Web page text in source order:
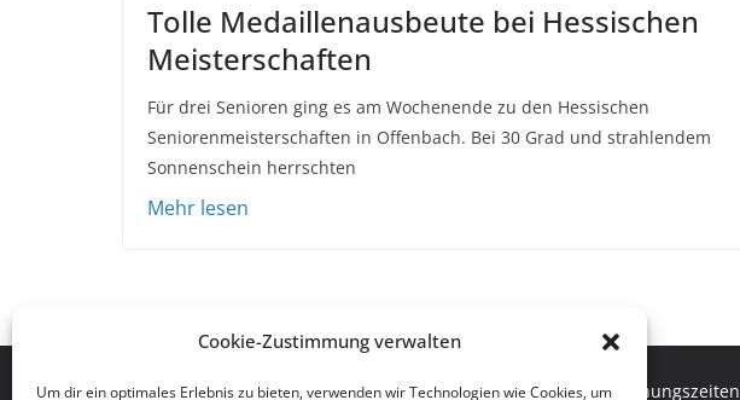
Cookie-Zustimmung verwalten
Um dir ein optimales Erlebnis zu bieten, verwenden wir Technologien wie Cookies, um
Tolle Medaillenausbeute bei Hessischen
Meisterschaften
Für drei Senioren ging es am Wochenende zu den Hessischen
Seniorenmeisterschaften in Offenbach. Bei 30 Grad und strahlendem
Sonnenschein herrschten
TSG 1861/03 Eppstein/Ts. e.V. Öffnungszeiten